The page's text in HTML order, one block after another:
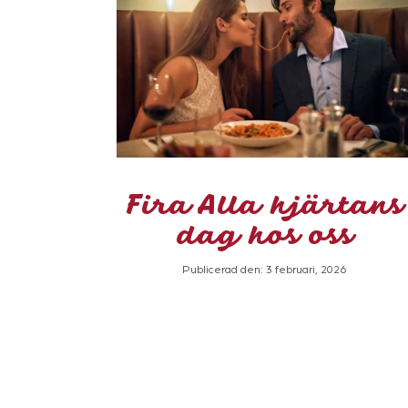
Fira Alla hjärtans
dag hos oss
Publicerad den: 3 februari, 2026